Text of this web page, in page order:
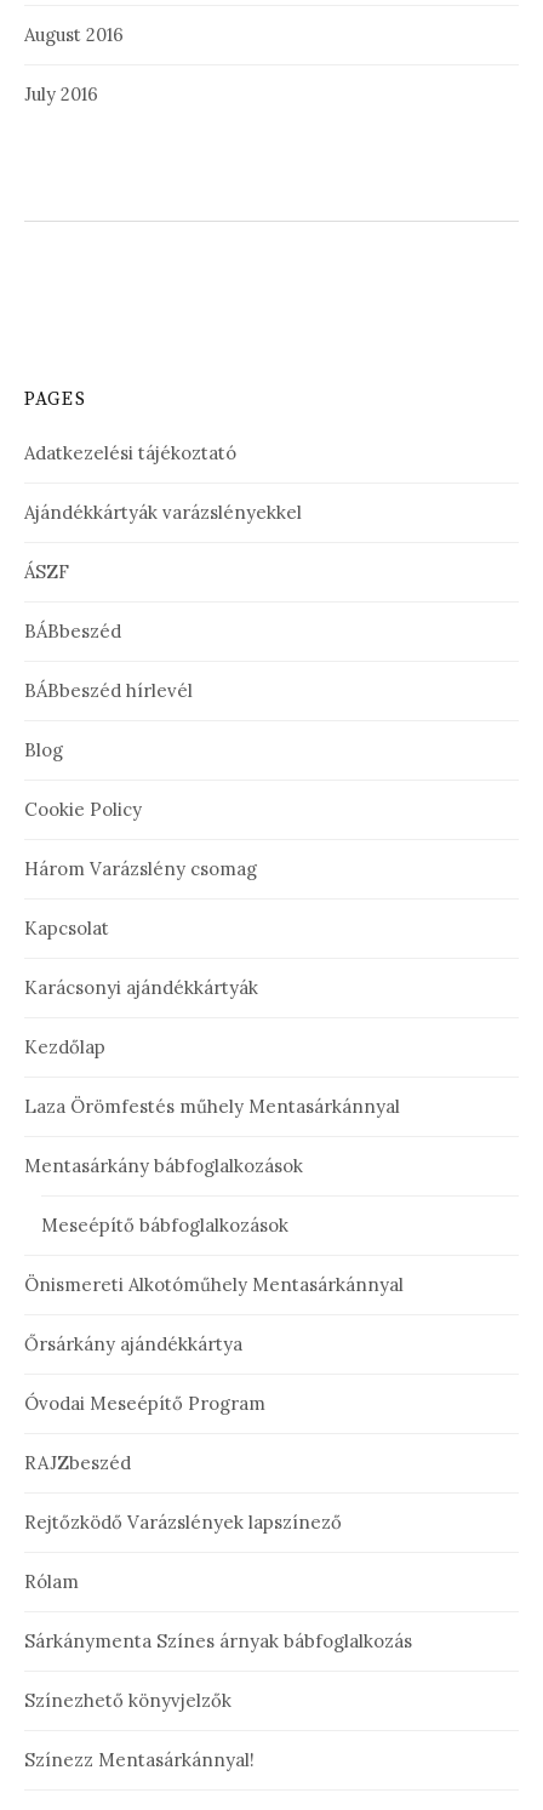
August 2016
July 2016
PAGES
Adatkezelési tájékoztató
Ajándékkártyák varázslényekkel
ÁSZF
BÁBbeszéd
BÁBbeszéd hírlevél
Blog
Cookie Policy
Három Varázslény csomag
Kapcsolat
Karácsonyi ajándékkártyák
Kezdőlap
Laza Örömfestés műhely Mentasárkánnyal
Mentasárkány bábfoglalkozások
Meseépítő bábfoglalkozások
Önismereti Alkotóműhely Mentasárkánnyal
Őrsárkány ajándékkártya
Óvodai Meseépítő Program
RAJZbeszéd
Rejtőzködő Varázslények lapszínező
Rólam
Sárkánymenta Színes árnyak bábfoglalkozás
Színezhető könyvjelzők
Színezz Mentasárkánnyal!